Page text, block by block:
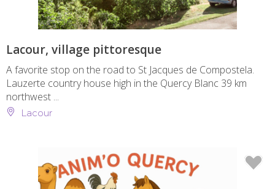
Lacour, village pittoresque
A favorite stop on the road to St Jacques de Compostela.
Lauzerte country house high in the Quercy Blanc 39 km
northwest ...
Lacour